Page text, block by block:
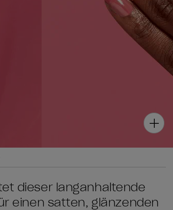
dieser langanhaltende
einen satten, glänzenden